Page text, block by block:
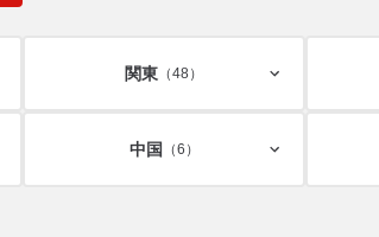
関東 （48）
中国 （6）